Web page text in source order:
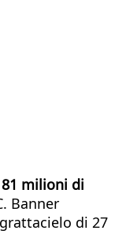
milioni di
Banner
di 27